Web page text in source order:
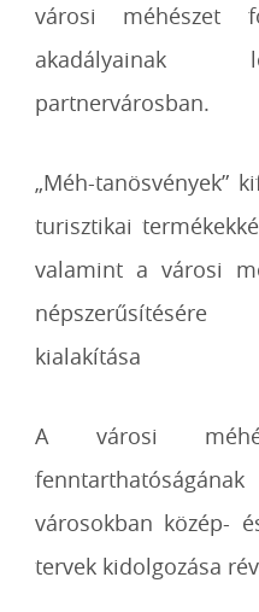
városi méhészet
akadályainak
partnervárosban.
„Méh-tanösvények”
turisztikai
valamint a városi
kialakítása
A városi
városokban közép-
tervek kidolgozása